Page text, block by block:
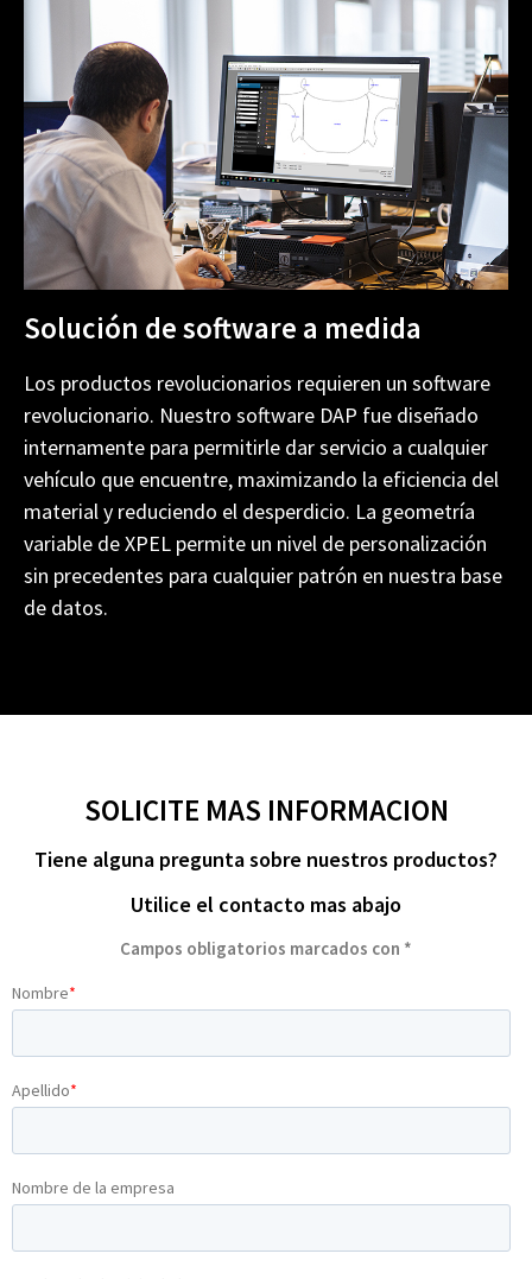
Solución de software a medida
Los productos revolucionarios requieren un software
revolucionario. Nuestro software DAP fue diseñado
internamente para permitirle dar servicio a cualquier
vehículo que encuentre, maximizando la eficiencia del
material y reduciendo el desperdicio. La geometría
variable de XPEL permite un nivel de personalización
sin precedentes para cualquier patrón en nuestra base
de datos.
SOLICITE MAS INFORMACION
Tiene alguna pregunta sobre nuestros productos?
Utilice el contacto mas abajo
Campos obligatorios marcados con *